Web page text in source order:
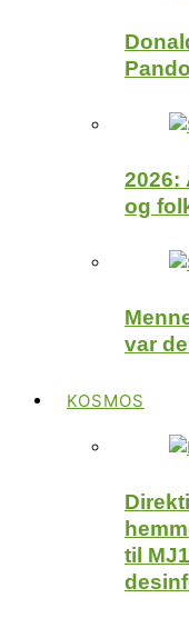
2026:
og
var
KOSMOS
til